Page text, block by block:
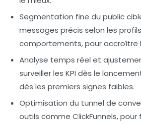
Segmentation fine du public
messages précis selon les
comportements, pour accroître
Analyse temps réel et
surveiller les KPI dès le
dès les premiers signes faibles.
Optimisation du tunnel de
outils comme ClickFunnels, pour